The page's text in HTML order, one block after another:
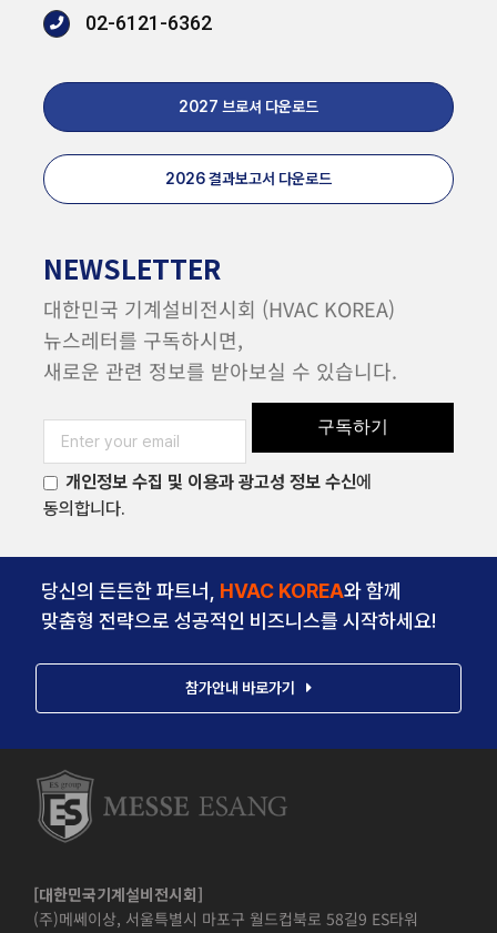
02-6121-6362
2027 브로셔 다운로드
2026 결과보고서 다운로드
NEWSLETTER
대한민국 기계설비전시회 (HVAC KOREA)
뉴스레터를 구독하시면,
새로운 관련 정보를 받아보실 수 있습니다.
구독하기
개인정보 수집 및 이용과 광고성 정보 수신에
동의합니다.
당신의 든든한 파트너, HVAC KOREA와 함께
맞춤형 전략으로 성공적인 비즈니스를 시작하세요!
참가안내 바로가기
[대한민국기계설비전시회]
(주)메쎄이상, 서울특별시 마포구 월드컵북로 58길9 ES타워